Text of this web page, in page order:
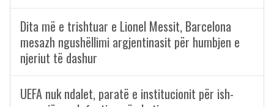
Dita më e trishtuar e Lionel Messit, Barcelona
mesazh ngushëllimi argjentinasit për humbjen e
njeriut të dashur
UEFA nuk ndalet, paratë e institucionit për ish-